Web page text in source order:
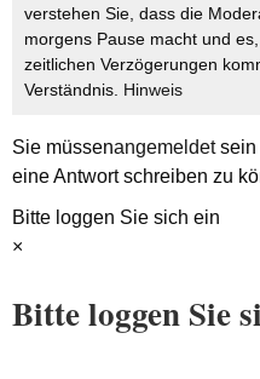
verstehen Sie, dass die
morgens Pause macht und
zeitlichen Verzögerungen
Verständnis. Hinweis
Sie müssenangemeldetsein
eine Antwort schreiben zu
Bitte loggen Sie sich ein
×
Bitte loggen Sie